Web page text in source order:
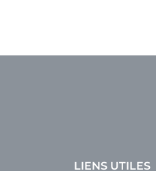
LIENS UTILES